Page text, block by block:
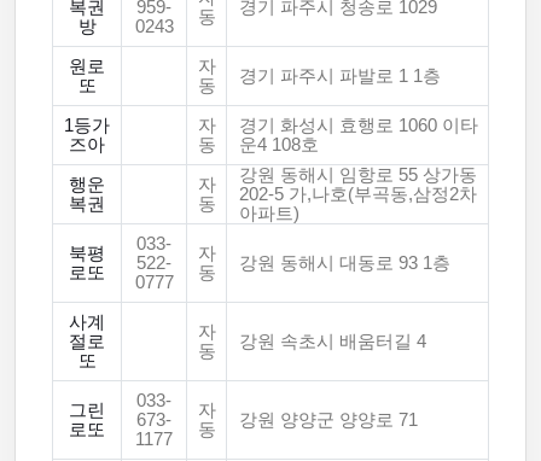
복권
방
959-
0243
동
경기 파주시 청송로 1029
원로
또
자
동
경기 파주시 파발로 1 1층
1등가
즈아
자
동
경기 화성시 효행로 1060 이타
운4 108호
행운
복권
자
동
강원 동해시 임항로 55 상가동
202-5 가,나호(부곡동,삼정2차
아파트)
북평
로또
033-
522-
0777
자
동
강원 동해시 대동로 93 1층
사계
절로
또
자
동
강원 속초시 배움터길 4
그린
로또
033-
673-
1177
자
동
강원 양양군 양양로 71